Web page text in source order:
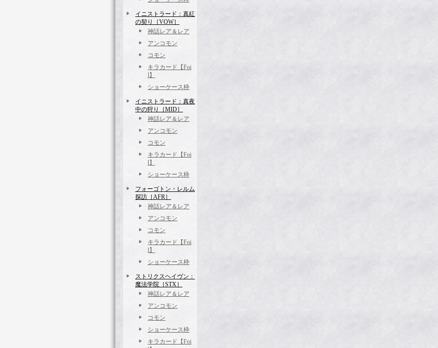
イニストラード：真紅
の契り［VOW］
神話レア＆レア
アンコモン
コモン
キラカード【Foi
l】
ショーケース枠
イニストラード：真夜
中の狩り［MID］
神話レア＆レア
アンコモン
コモン
キラカード【Foi
l】
ショーケース枠
フォーゴトン・レルム
探訪［AFR］
神話レア＆レア
アンコモン
コモン
キラカード【Foi
l】
ショーケース枠
ストリクスヘイヴン：
魔法学院［STX］
神話レア＆レア
アンコモン
コモン
ショーケース枠
キラカード【Foi